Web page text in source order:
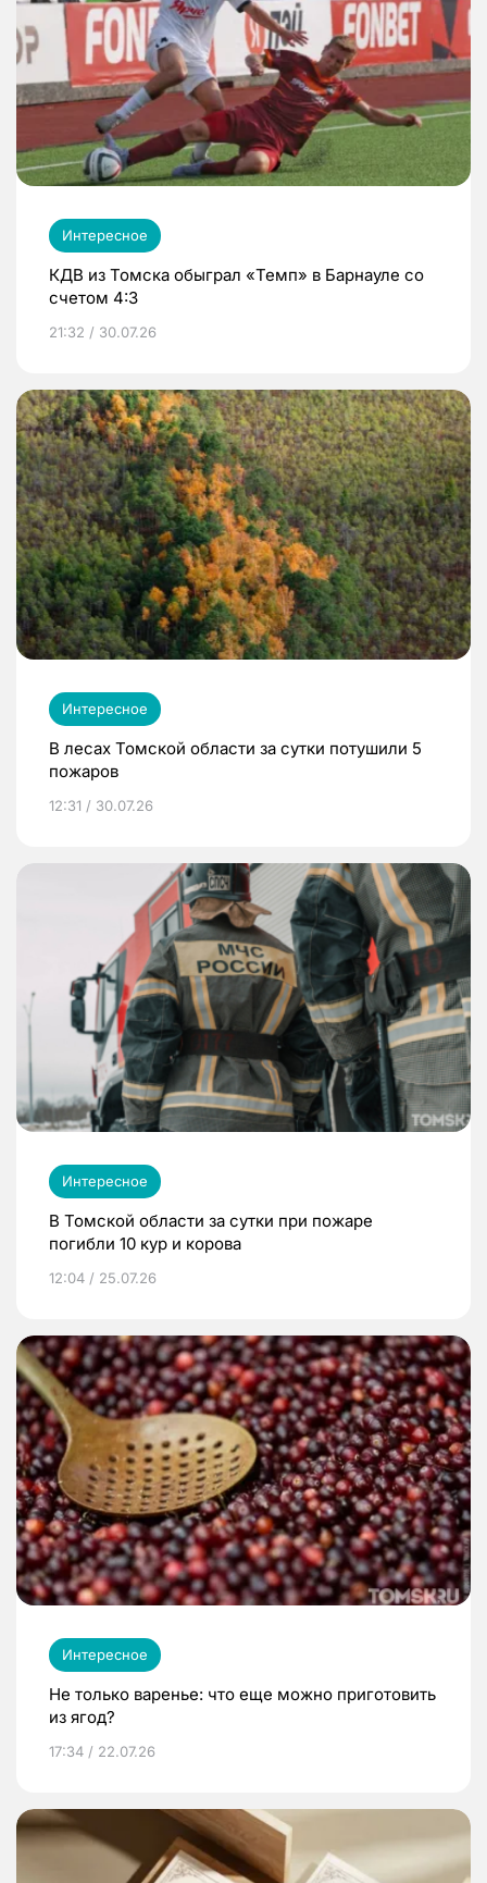
Интересное
КДВ из Томска обыграл «Темп» в Барнауле со
счетом 4:3
21:32 / 30.07.26
Интересное
В лесах Томской области за сутки потушили 5
пожаров
12:31 / 30.07.26
Интересное
В Томской области за сутки при пожаре
погибли 10 кур и корова
12:04 / 25.07.26
Интересное
Не только варенье: что еще можно приготовить
из ягод?
17:34 / 22.07.26